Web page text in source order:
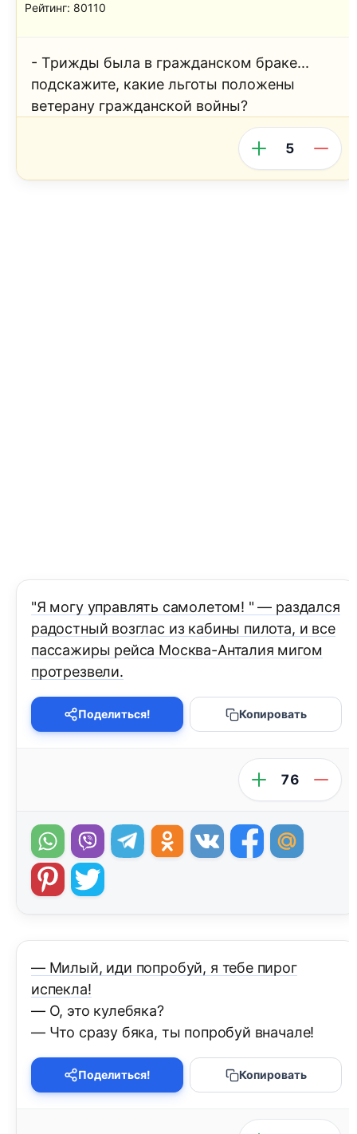
Рейтинг: 80110
- Трижды была в гражданском браке...
подскажите, какие льготы положены
ветерану гражданской войны?
5
"Я могу управлять самолетом! " — раздался
радостный возглас из кабины пилота, и все
пассажиры рейса Москва-Анталия мигом
протрезвели.
Поделиться! Копировать
76
— Милый, иди попробуй, я тебе пирог
испекла!
— О, это кулебяка?
— Что сразу бяка, ты попробуй вначале!
Поделиться! Копировать